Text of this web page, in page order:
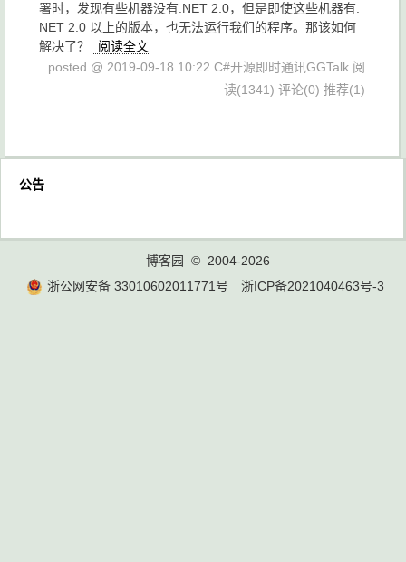
署时，发现有些机器没有.NET 2.0，但是即使这些机器有.
NET 2.0 以上的版本，也无法运行我们的程序。那该如何
解决了？
阅读全文
posted @ 2019-09-18 10:22 C#开源即时通讯GGTalk 阅
读(1341) 评论(0) 推荐(1)
公告
博客园
© 2004-2026
浙公网安备 33010602011771号
浙ICP备2021040463号-3